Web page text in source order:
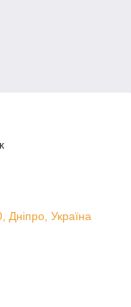
Дніпро, Україна